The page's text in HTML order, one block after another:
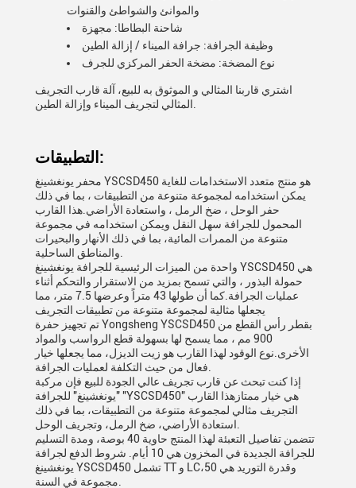
والموانئ والشواطئ والقنوات
شاحنة البطاطا: مجهزة
وظيفة الجرافة: جرافة الميناء / إزالة الطين
نوع المضخة: مضخة الحفر المركزي للجرف
اشتري قاربنا المثالي و الموثوق به للبيع، آلة قارب التجريف
التطبيقات:
محفر يونغشينغ YSCSD450 هو منتج متعدد الاستخدامات للغاية
يمكن استخدامه لمجموعة متنوعة من التطبيقات ، بما في ذلك
حفر الوحل ، ضخ الرمل ، واستعادة الأراضي.هذا القارب
المحمول للجرافة سهل النقل ويمكن استخدامه في مجموعة
متنوعة من الممرات المائية، بما في ذلك الأنهار والبحيرات
واحدة من الميزات الرئيسية للجرافة يونغشينغ YSCSD450 هي
حمولة البذور ، والتي تسمح بمزيد من الاستقرار والتحكم أثناء
عمليات الجرافة.كما أن طولها 43 متراً وعرضها 7.5 متر، مما
يجعلها مثالية لمجموعة متنوعة من تطبيقات التجريف
تم تجهيز حفرة Yongsheng YSCSD450 بقطر رأس القطع من
900 مم ، مما يسمح لها بسهولة قطع الرواسب والمواد
الأخرى.نوع الوقود لهذا القارب هو زيت الديزل، مما يجعلها خيار
إذا كنت تبحث عن قارب تجريف عالي الجودة للبيع فإن مركبة
"يونغشينغ" للجرافة "YSCSD450" هي خيار ممتازهذا القارب
التجريف مثالي لمجموعة متنوعة من التطبيقات، بما في ذلك
تتضمن تفاصيل التعبئة لهذا المنتج حاوية 40 بوصة، ومدة التسليم
للجرافة الجديدة في المخزون هي 10 أيام. شروط الدفع لجرافة
يونغشينغ YSCSD450 تشمل TT و LC،وقدرة التوريد هي 50